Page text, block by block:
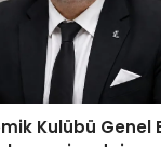
Kulübü Genel